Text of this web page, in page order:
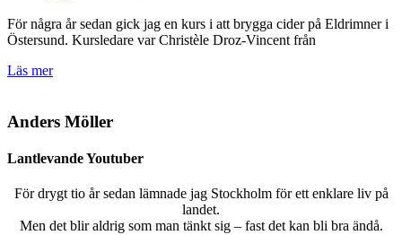
För några år sedan gick jag en kurs i att brygga cider på Eldrimner i
Östersund. Kursledare var Christèle Droz-Vincent från
Läs mer
Anders Möller
Lantlevande Youtuber
För drygt tio år sedan lämnade jag Stockholm för ett enklare liv på
landet.
Men det blir aldrig som man tänkt sig – fast det kan bli bra ändå.